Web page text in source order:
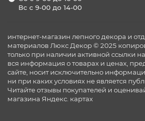
Вс с 9-00 до 14-00
интернет-магазин лепного декора и
материалов Люкс Декор © 2025
только при наличии активной ссылки
вся информация о товарах и ценах,
сайте, носит исключительно
ни при каких условиях не является
Читайте отзывы покупателей и
магазина Яндекс. картах